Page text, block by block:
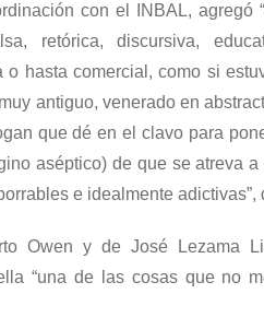
con el INBAL, agregó
retórica, discursiva,
hasta comercial, como si
antiguo, venerado en
quedé en el clavo para
aséptico) de que se atreva
e idealmente adictivas”,
Owen y de José Lezama
“una de las cosas que no